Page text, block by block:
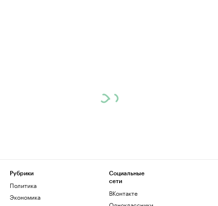
Рубрики
Политика
Экономика
Социальные
сети
ВКонтакте